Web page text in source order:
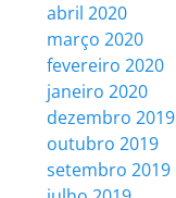
abril 2020
março 2020
fevereiro 2020
janeiro 2020
dezembro 2019
outubro 2019
setembro 2019